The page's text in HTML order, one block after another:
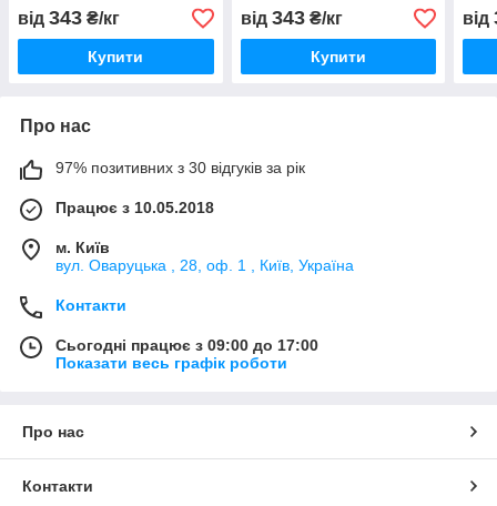
від 343 ₴/кг
Купити
від 343₴/кг
Купити
від
Про нас
97% позитивних з 30 відгуків за рік
Працює з 10.05.2018
м. Київ
вул. Оваруцька , 28, оф. 1 , Київ, Україна
Контакти
Сьогодні працює з 09:00 до 17:00
Показати весь графік роботи
Про нас
Контакти